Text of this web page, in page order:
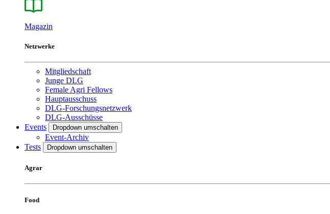
Magazin
Netzwerke
Mitgliedschaft
Junge DLG
Female Agri Fellows
Hauptausschuss
DLG-Forschungsnetzwerk
DLG-Ausschüsse
Events
Dropdown umschalten
Event-Archiv
Tests
Dropdown umschalten
Agrar
Food